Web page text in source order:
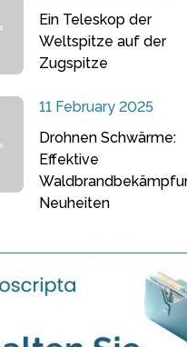
Ein Teleskop der
Weltspitze auf der
Zugspitze
11 February 2025
Drohnen Schwärme:
Effektive
Neuheiten